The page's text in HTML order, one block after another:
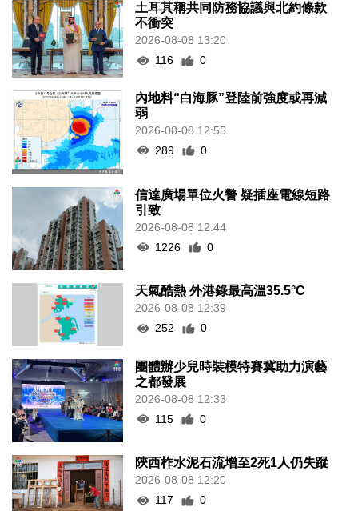
土耳其稱共同防務協議與北約條款
不衝突
2026-08-08 13:20
116
0
內地料“白海豚”登陸前強度或再減
弱
2026-08-08 12:55
289
0
信達廣場單位火警 疑插座電線短路
引致
2026-08-08 12:44
1226
0
天氣酷熱 外港錄最高溫35.5°C
2026-08-08 12:39
252
0
團體辦少兒時裝模特賽冀助力演藝
之都發展
2026-08-08 12:33
115
0
陝西柞水泥石流增至2死1人仍失蹤
2026-08-08 12:20
117
0